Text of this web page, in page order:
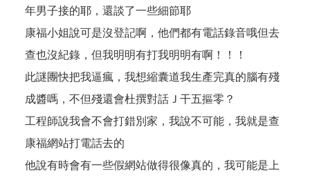
年男子接的耶，還談了一些細節耶
康福小姐說可是沒登記啊，他們都有電話錄音哦但去
查也沒紀錄，但我明明有打我明明有啊！！！
此謎團快把我逼瘋，我想縮囊道我生產完真的腦有殘
成醬嗎，不但殘還會杜撰對話Ｊ干五摳零？
工程師說我會不會打錯別家，我說不可能，我就是查
康福網站打電話去的
他說有時會有一些假網站做得很像真的，我可能是上